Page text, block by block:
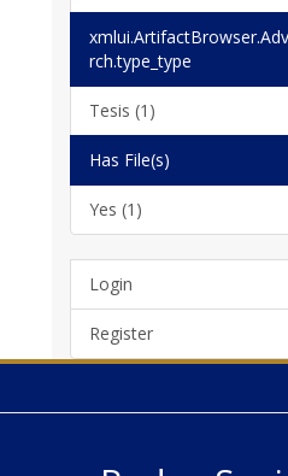
rch.type_type
Tesis (1)
Has File(s)
Yes (1)
Login
Register